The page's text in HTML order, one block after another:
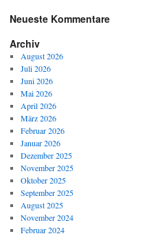
Neueste Kommentare
Archiv
August 2026
Juli 2026
Juni 2026
Mai 2026
April 2026
März 2026
Februar 2026
Januar 2026
Dezember 2025
November 2025
Oktober 2025
September 2025
August 2025
November 2024
Februar 2024